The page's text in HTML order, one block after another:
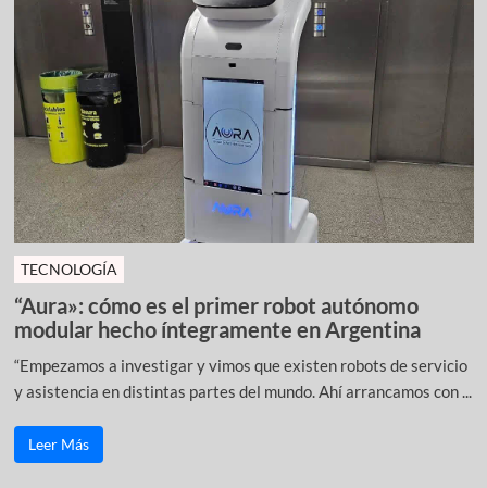
TECNOLOGÍA
“Aura»: cómo es el primer robot autónomo
modular hecho íntegramente en Argentina
“Empezamos a investigar y vimos que existen robots de servicio
y asistencia en distintas partes del mundo. Ahí arrancamos con ...
Leer Más